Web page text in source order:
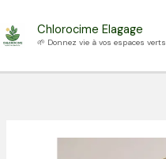
au
Chlorocime Elagage
🌱 Donnez vie à vos espaces verts